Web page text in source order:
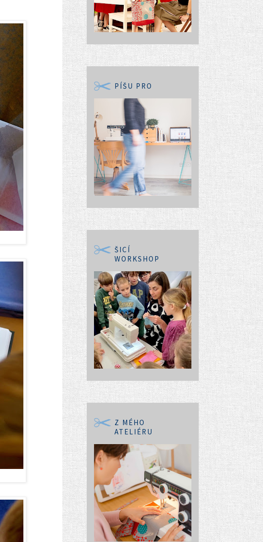
PÍŠU PRO
ŠICÍ
WORKSHOP
Z MÉHO
ATELIÉRU